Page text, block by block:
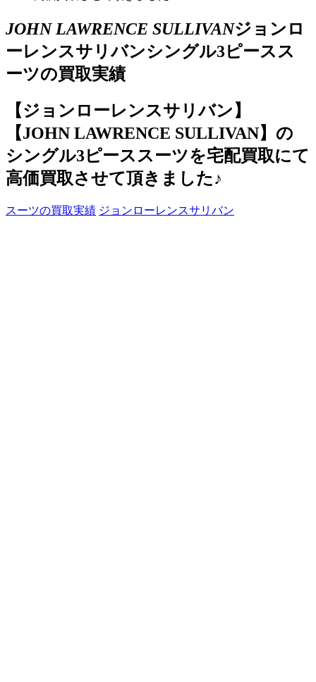
JOHN LAWRENCE SULLIVANジョンロ
ーレンスサリバンシングル3ピースス
ーツの買取実績
【ジョンローレンスサリバン】
【JOHN LAWRENCE SULLIVAN】の
シングル3ピーススーツを宅配買取にて
高価買取させて頂きました♪
スーツの買取実績 ジョンローレンスサリバン